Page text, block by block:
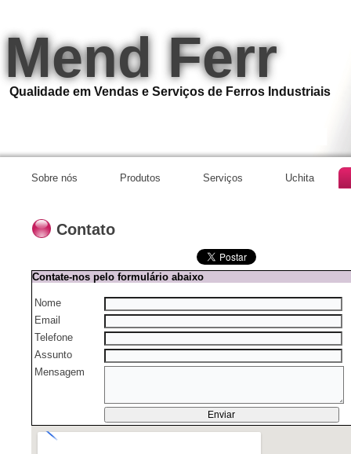
Mend Ferr
Qualidade em Vendas e Serviços de Ferros Industriais
Sobre nós Produtos Serviços Uchita
Contato
Contate-nos pelo formulário abaixo
Nome
Email
Telefone
Assunto
Mensagem